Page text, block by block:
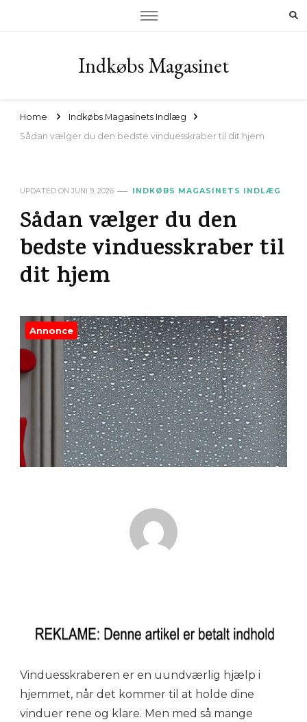
Indkøbs Magasinet
Home
Indkøbs Magasinets Indlæg
Sådan vælger du den bedste vinduesskraber til dit hjem
UPDATED ON JUNI 9, 2026 INDKØBS MAGASINETS INDLÆG
Sådan vælger du den
bedste vinduesskraber til
dit hjem
Annonce
Vinduesskraberen er en uundværlig hjælp i
hjemmet, når det kommer til at holde dine
vinduer rene og klare. Men med så mange